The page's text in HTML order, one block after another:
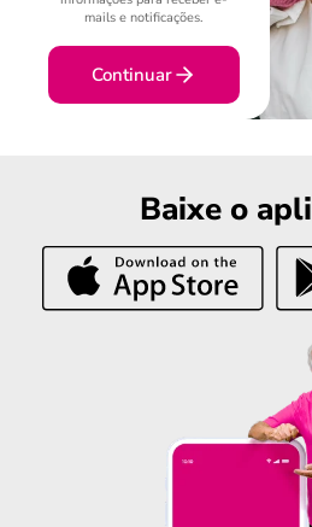
mails e notificações.
Continuar
Baixe o